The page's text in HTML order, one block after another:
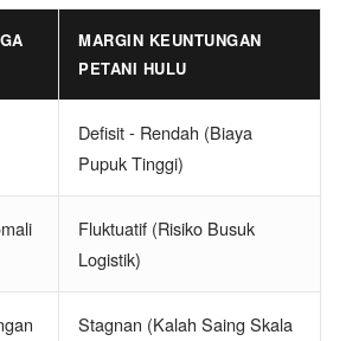
MARGIN KEUNTUNGAN
PETANI HULU
Defisit - Rendah (Biaya
Pupuk Tinggi)
Fluktuatif (Risiko Busuk
Logistik)
Stagnan (Kalah Saing Skala